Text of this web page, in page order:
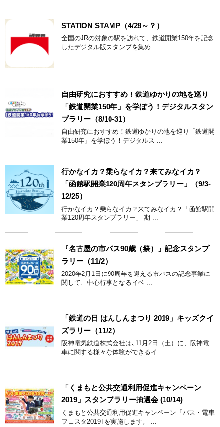
STATION STAMP（4/28～？）
全国のJRの対象の駅を訪れて、鉄道開業150年を記念
したデジタル版スタンプを集め ...
自由研究におすすめ！鉄道ゆかりの地を巡り
「鉄道開業150年」を学ぼう！デジタルスタン
プラリー（8/10-31）
自由研究におすすめ！鉄道ゆかりの地を巡り「鉄道開
業150年」を学ぼう！デジタルス ...
行かなイカ？乗らなイカ？来てみなイカ？
「函館駅開業120周年スタンプラリー」（9/3-
12/25）
行かなイカ？乗らなイカ？来てみなイカ？「函館駅開
業120周年スタンプラリー」 期 ...
『名古屋の市バス90歳（祭）』記念スタンプ
ラリー（11/2）
2020年2月1日に90周年を迎える市バスの記念事業に
関して、中心行事となるイベ ...
「鉄道の日 はんしんまつり 2019」キッズクイ
ズラリー（11/2）
阪神電気鉄道株式会社は､11月2日（土）に、阪神電
車に関する様々な体験ができるイ ...
「くまもと公共交通利用促進キャンペーン
2019」スタンプラリー抽選会 (10/14)
くまもと公共交通利用促進キャンペーン「バス・電車
フェスタ2019｣を実施します。 ...